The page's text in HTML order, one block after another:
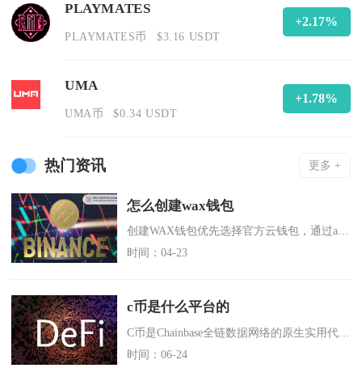
PLAYMATES
PLAYMATES币 $3.16 USDT
+2.17%
UMA
UMA币 $0.34 USDT
+1.78%
热门资讯 更多 +
怎么创建wax钱包
创建WAX钱包优先选择官方云钱包，通过all‑access官网注册，支持邮箱与谷歌账号两种
时间：04-23
c币是什么平台的
时间：06-24